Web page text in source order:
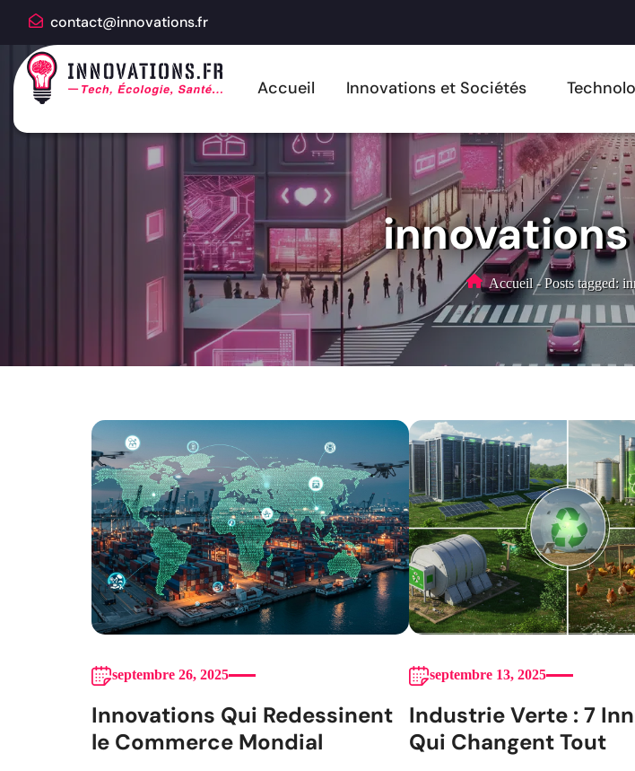
contact@innovations.fr
Accueil Innovations et Sociétés
Accueil - Posts tagged:
septembre 26, 2025
Innovations Qui Redessinent
le Commerce Mondial
septembre 13, 2025
Industrie Verte : 7
Qui Changent Tout